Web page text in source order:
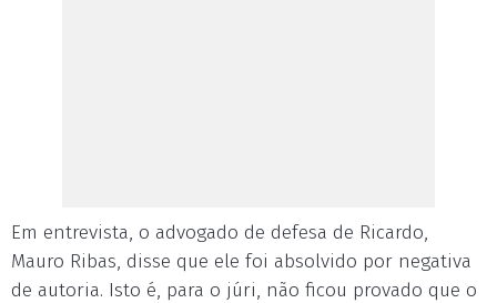
Em entrevista, o advogado de defesa de Ricardo,
Mauro Ribas, disse que ele foi absolvido por negativa
de autoria. Isto é, para o júri, não ficou provado que o